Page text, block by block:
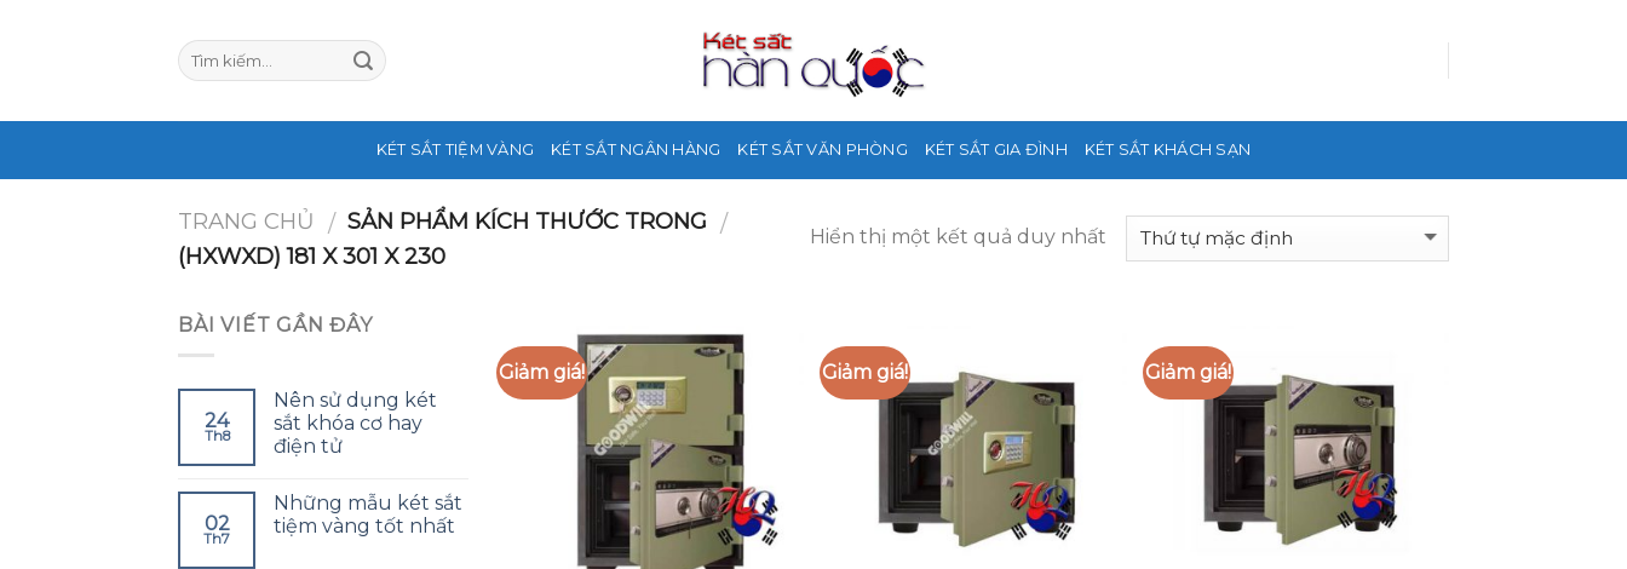
KÉT SẮT TIỆM VÀNG KÉT SẮT NGÂN HÀNG KÉT SẮT VĂN PHÒNG KÉT SẮT GIA ĐÌNH KÉT SẮT KHÁCH SẠN
TRANG CHỦ / SẢN PHẨM KÍCH THƯỚC TRONG /
(HXWXD) 181 X 301 X 230
Hiển thị một kết quả duy nhất
BÀI VIẾT GẦN ĐÂY
24
Th8
Nên sử dụng két
sắt khóa cơ hay
điện tử
02
Th7
Những mẫu két sắt
tiệm vàng tốt nhất
Giảm giá! Giảm giá!
Wishlist
Giảm giá!
Wishlist